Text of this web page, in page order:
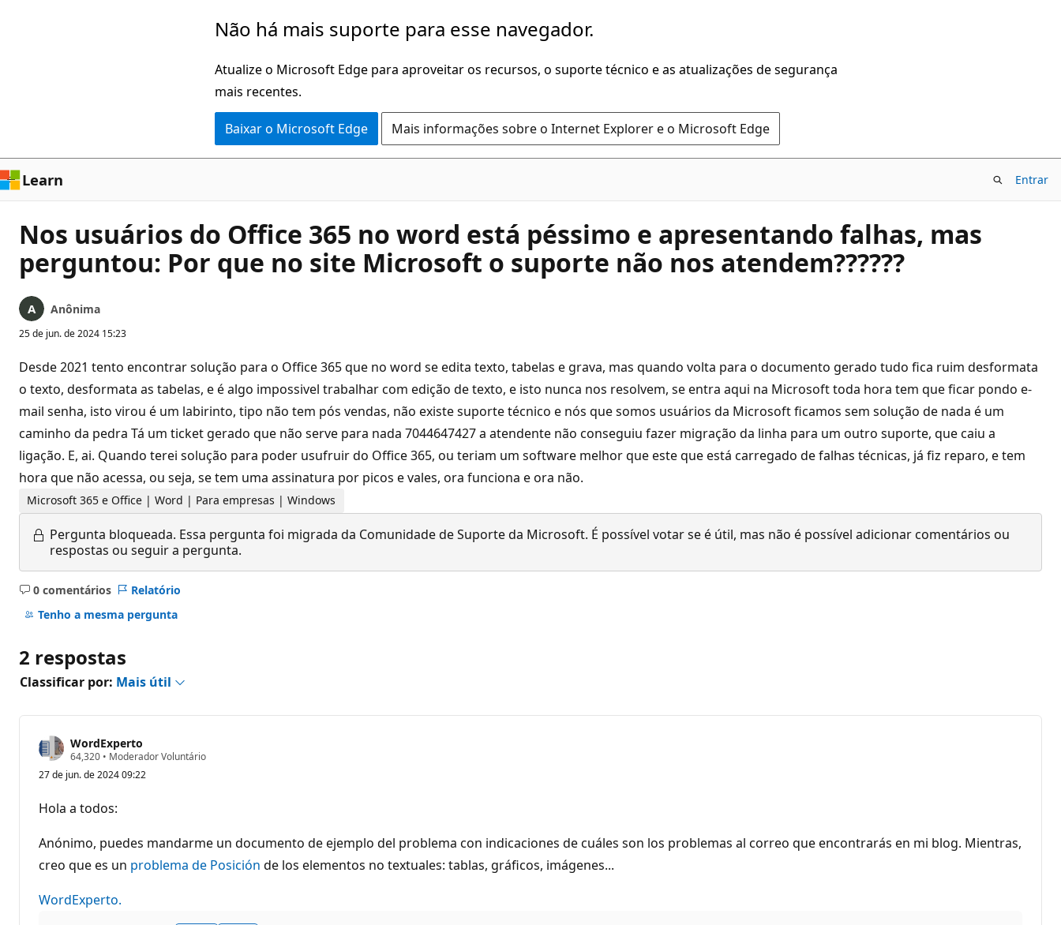
Não há mais suporte para esse navegador.
Atualize o Microsoft Edge para aproveitar os recursos, o suporte técnico e as atualizações de segurança
mais recentes.
Baixar o Microsoft Edge Mais informações sobre o Internet Explorer e o Microsoft Edge
Learn Entrar
Nos usuários do Office 365 no word está péssimo e apresentando falhas, mas
perguntou: Por que no site Microsoft o suporte não nos atendem??????
Anônima
25 de jun. de 2024 15:23
Desde 2021 tento encontrar solução para o Office 365 que no word se edita texto, tabelas e grava, mas quando volta para o documento gerado tudo fica ruim desformata
o texto, desformata as tabelas, e é algo impossivel trabalhar com edição de texto, e isto nunca nos resolvem, se entra aqui na Microsoft toda hora tem que ficar pondo e-
mail senha, isto virou é um labirinto, tipo não tem pós vendas, não existe suporte técnico e nós que somos usuários da Microsoft ficamos sem solução de nada é um
caminho da pedra Tá um ticket gerado que não serve para nada 7044647427 a atendente não conseguiu fazer migração da linha para um outro suporte, que caiu a
ligação. E, ai. Quando terei solução para poder usufruir do Office 365, ou teriam um software melhor que este que está carregado de falhas técnicas, já fiz reparo, e tem
hora que não acessa, ou seja, se tem uma assinatura por picos e vales, ora funciona e ora não.
Microsoft 365 e Office | Word | Para empresas | Windows
Pergunta bloqueada. Essa pergunta foi migrada da Comunidade de Suporte da Microsoft. É possível votar se é útil, mas não é possível adicionar comentários ou
respostas ou seguir a pergunta.
0 comentários
Sem
comentários
Relatório
Tenho a mesma pergunta
2 respostas
Classificar por: Mais útil
WordExperto
64,320 P
n
o
s
e
r
e
p
t
• Moderador Voluntário
27 de jun. de 2024 09:22
Hola a todos:
Anónimo, puedes mandarme un documento de ejemplo del problema con indicaciones de cuáles son los problemas al correo que encontrarás en mi blog. Mientras,
creo que es un problema de Posición de los elementos no textuales: tablas, gráficos, imágenes...
WordExperto.